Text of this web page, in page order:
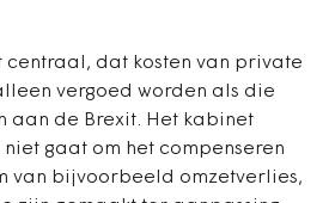
centraal, dat kosten van private
vergoed worden als die
aan de Brexit. Het kabinet
gaat om het compenseren
van bijvoorbeeld omzetverlies,